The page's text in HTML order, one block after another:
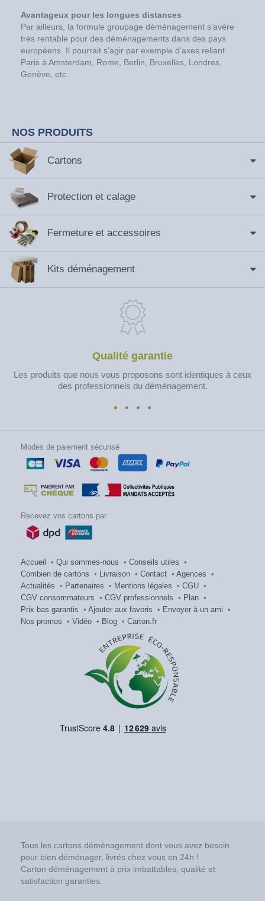
Avantageux pour les longues distances
Par ailleurs, la formule groupage déménagement s’avère
très rentable pour des déménagements dans des pays
européens. Il pourrait s’agir par exemple d’axes reliant
Paris à Amsterdam, Rome, Berlin, Bruxelles, Londres,
Genève, etc.
NOS PRODUITS
Cartons
Protection et calage
Fermeture et accessoires
Kits déménagement
Qualité garantie
Les produits que nous vous proposons sont identiques à ceux
des professionnels du déménagement.
Modes de paiement sécurisé
Recevez vos cartons par
Accueil • Qui sommes-nous • Conseils utiles •
Combien de cartons • Livraison • Contact • Agences •
Actualités • Partenaires • Mentions légales • CGU •
CGV consommateurs • CGV professionnels • Plan •
Prix bas garantis • Ajouter aux favoris • Envoyer à un ami •
Nos promos • Vidéo • Blog • Carton.fr
Tous les cartons déménagement dont vous avez besoin
pour bien déménager, livrés chez vous en 24h !
Carton déménagement à prix imbattables, qualité et
satisfaction garanties.